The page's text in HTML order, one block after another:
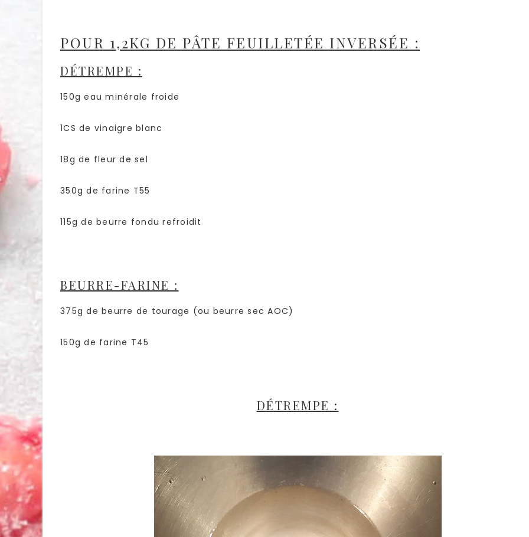
POUR 1,2KG DE PÂTE FEUILLETÉE INVERSÉE :
DÉTREMPE :
150g eau minérale froide
1CS de vinaigre blanc
18g de fleur de sel
350g de farine T55
115g de beurre fondu refroidit
BEURRE-FARINE :
375g de beurre de tourage (ou beurre sec AOC)
150g de farine T45
DÉTREMPE :